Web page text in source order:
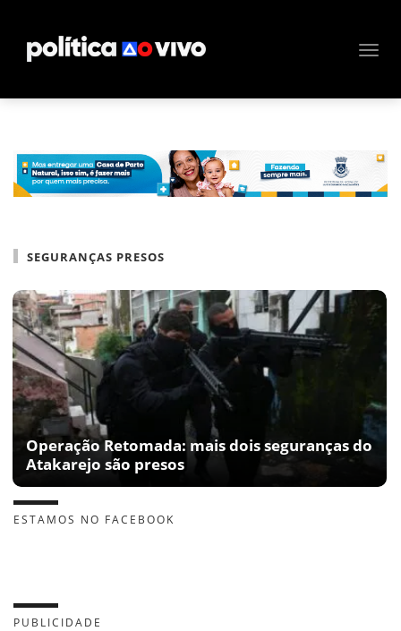
SEGURANÇAS PRESOS
Operação Retomada: mais dois seguranças do
Atakarejo são presos
ESTAMOS NO FACEBOOK
PUBLICIDADE